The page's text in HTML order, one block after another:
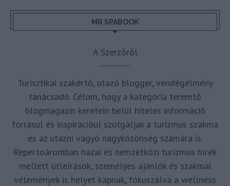
MR SPABOOK
A Szerzőről
Turisztikai szakértő, utazó blogger, vendégélmény
tanácsadó. Célom, hogy a kategória teremtő
blogmagazin keretein belül hiteles információ
forrásul és inspirációul szolgáljak a turizmus szakma
és az utazni vágyó nagyközönség számára is.
Repertoáromban hazai és nemzetközi turizmus hírek
mellett útleírások, személyes ajánlók és szakmai
vélemények is helyet kapnak, fókuszálva a wellness